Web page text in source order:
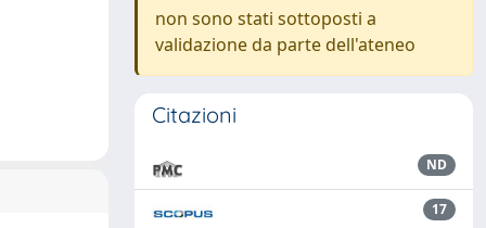
non sono stati sottoposti a
validazione da parte dell'ateneo
Citazioni
ND
17